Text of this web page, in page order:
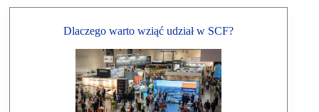
Dlaczego warto wziąć udział w SCF?